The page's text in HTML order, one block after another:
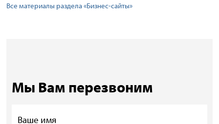
Все материалы раздела «Бизнес-сайты»
Мы Вам перезвоним